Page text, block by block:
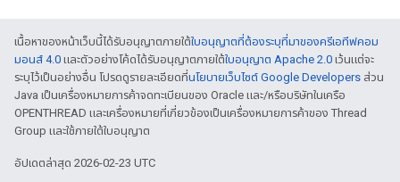
เนื้อหาของหน้าเว็บนี้ได้รับอนุญาตภายใต้ใบอนุญาตที่ต้องระบุที่มาของครีเอทีฟคอม
มอนส์ 4.0 และตัวอย่างโค้ดได้รับอนุญาตภายใต้ใบอนุญาต Apache 2.0 เว้นแต่จะ
ระบุไว้เป็นอย่างอื่น โปรดดูรายละเอียดที่นโยบายเว็บไซต์ Google Developers ส่วน
Java เป็นเครื่องหมายการค้าจดทะเบียนของ Oracle และ/หรือบริษัทในเครือ
OPENTHREAD และเครื่องหมายที่เกี่ยวข้องเป็นเครื่องหมายการค้าของ Thread
Group และใช้ภายใต้ใบอนุญาต
อัปเดตล่าสุด 2026-02-23 UTC